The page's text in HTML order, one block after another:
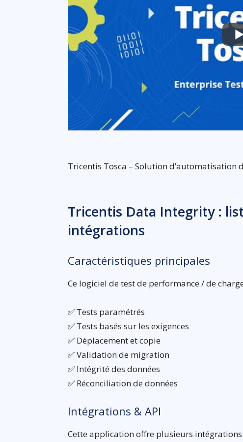
Tricentis Tosca – Solution d’automatisation
Tricentis Data Integrity :
intégrations
Caractéristiques principales
Ce logiciel de test de performance / de
✅ Tests paramétrés
✅ Tests basés sur les exigences
✅ Déplacement et copie
✅ Validation de migration
✅ Intégrité des données
✅ Réconciliation de données
Intégrations & API
Cette application offre plusieurs